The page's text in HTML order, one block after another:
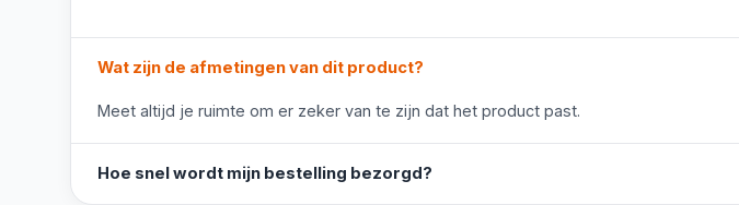
Wat zijn de afmetingen van dit product?
Meet altijd je ruimte om er zeker van te zijn dat het product past.
Hoe snel wordt mijn bestelling bezorgd?